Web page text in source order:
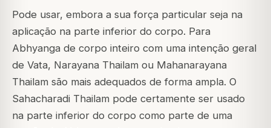
Pode usar, embora a sua força particular seja na
aplicação na parte inferior do corpo. Para
Abhyanga de corpo inteiro com uma intenção geral
de Vata, Narayana Thailam ou Mahanarayana
Thailam são mais adequados de forma ampla. O
Sahacharadi Thailam pode certamente ser usado
na parte inferior do corpo como parte de uma